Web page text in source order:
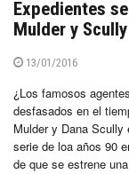
Expedientes
Mulder y Scully
13/01/2016
¿Los famosos
desfasados en el
Mulder y Dana
serie de loa años 90
de que se estrene